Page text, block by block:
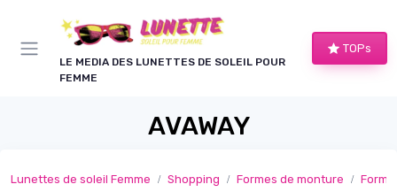
LE MEDIA DES LUNETTES DE SOLEIL POUR
FEMME
TOPs
AVAWAY
Lunettes de soleil Femme Shopping Formes de monture